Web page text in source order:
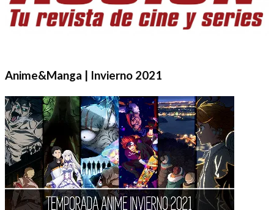
Anime&Manga | Invierno 2021